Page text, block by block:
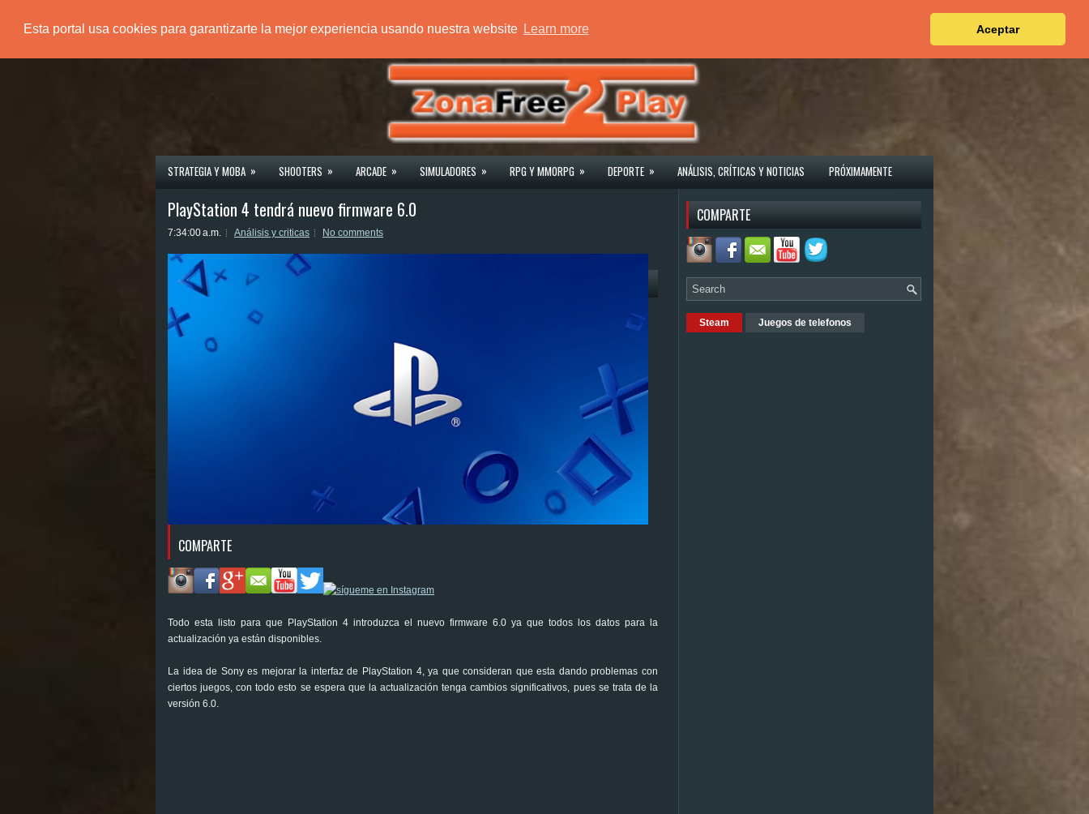
Esta portal usa cookies para garantizarte la mejor experiencia usando nuestra website Learn more Aceptar
PÁGINA PRINCIPAL
STRATEGIA Y MOBA » SHOOTERS » ARCADE » SIMULADORES » RPG Y MMORPG » DEPORTE » ANÁLISIS, CRÍTICAS Y NOTICIAS PRÓXIMAMENTE
PlayStation 4 tendrá nuevo firmware 6.0
7:34:00 a.m. Análisis y criticas No comments
COMPARTE
Todo esta listo para que PlayStation 4 introduzca el nuevo firmware 6.0 ya que todos los datos para la
actualización ya están disponibles.
La idea de Sony es mejorar la interfaz de PlayStation 4, ya que consideran que esta dando problemas con
ciertos juegos, con todo esto se espera que la actualización tenga cambios significativos, pues se trata de la
versión 6.0.
COMPARTE
Steam Juegos de telefonos